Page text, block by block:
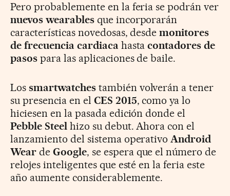
Pero probablemente en la feria se podrán ver
nuevos wearablesque incorporarán
características novedosas, desdemonitores
de frecuencia cardiaca hastacontadores de
pasospara las aplicaciones de baile.
Los smartwatchestambién volverán a tener
su presencia en el CES 2015, como ya lo
hiciesen en la pasada edición donde el
Pebble Steelhizo su debut. Ahora con el
lanzamiento del sistema operativoAndroid
Wearde Google, se espera que el número de
relojes inteligentes que esté en la feria este
año aumente considerablemente.